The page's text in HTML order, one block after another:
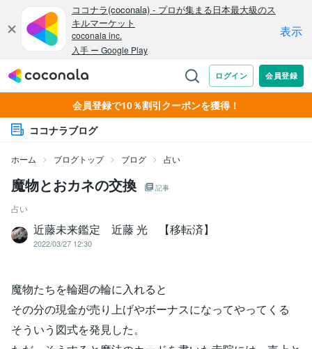
会員登録で10％割引クーポンを獲得！
ココナラブログ
ホーム ブログトップ ブログ 占い
魔物とおカネの交換 記事
占い
近藤未来鑑定 近藤 光 【移転済】
2022/03/27 12:30
魔物たちを輪廻の輪に入れると
その分の現金が売り上げやボーナスになってやってくる
そういう図式を発見した。